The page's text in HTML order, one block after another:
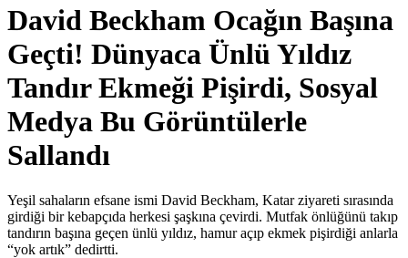
David Beckham Ocağın Başına
Geçti! Dünyaca Ünlü Yıldız
Tandır Ekmeği Pişirdi, Sosyal
Medya Bu Görüntülerle
Sallandı
Yeşil sahaların efsane ismi David Beckham, Katar ziyareti sırasında
girdiği bir kebapçıda herkesi şaşkına çevirdi. Mutfak önlüğünü takıp
tandırın başına geçen ünlü yıldız, hamur açıp ekmek pişirdiği anlarla
“yok artık” dedirtti.